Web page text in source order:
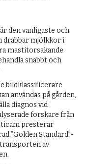
den vanligaste och
drabbar mjölkkor i
mastitorsakande
snabbt och
bildklassificerare
användas på gården,
diagnos vid
forskare från
presterar
”Golden Standard”-
av